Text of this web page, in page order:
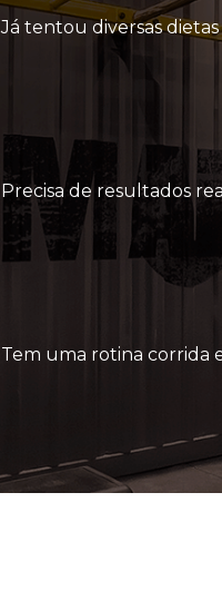
Já tentou diversas
Precisa de resultados
Tem uma rotina corrida